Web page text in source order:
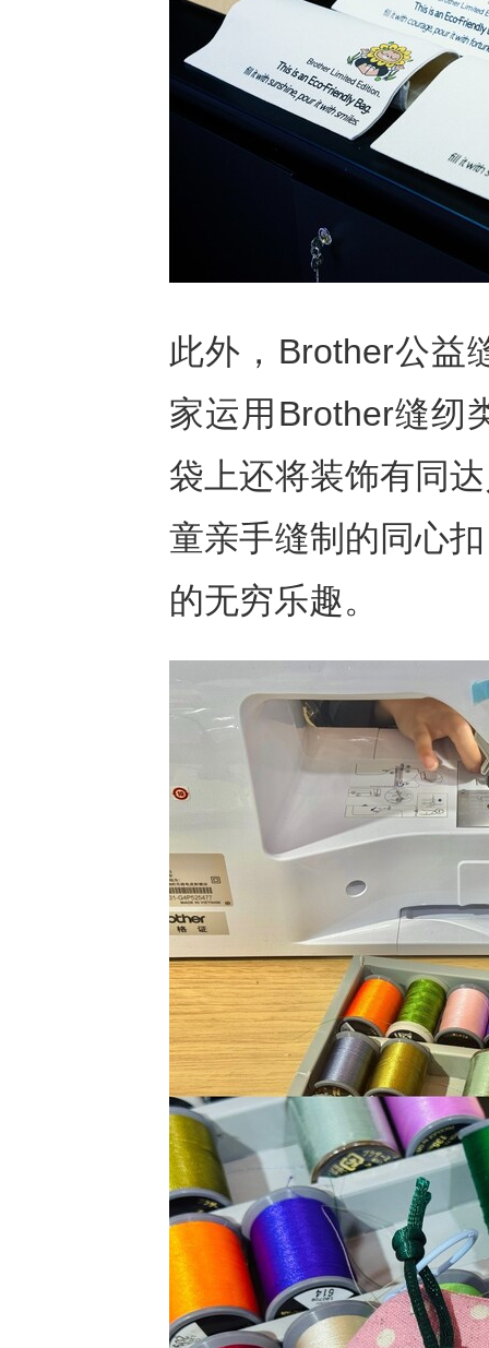
此外，Brother公益
家运用Brother缝纫
袋上还将装饰有同
童亲手缝制的同心
的无穷乐趣。